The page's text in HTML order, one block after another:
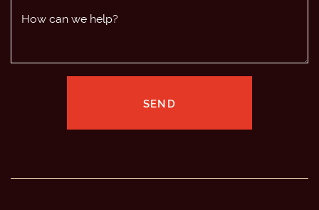
How can we help?
SEND